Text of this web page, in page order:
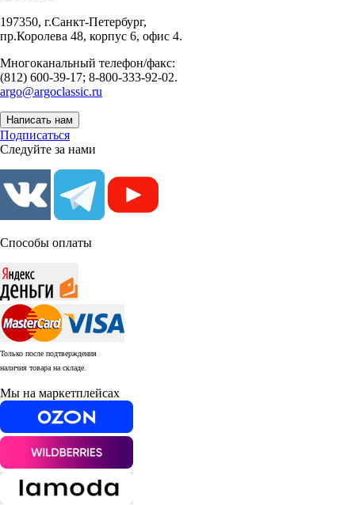
197350, г.Санкт-Петербург,
пр.Королева 48, корпус 6, офис 4.
Многоканальный телефон/факс:
(812) 600-39-17; 8-800-333-92-02.
argo@argoclassic.ru
Написать нам
Подписаться
Следуйте за нами
Способы оплаты
Только после подтверждения
наличия товара на складе.
Мы на маркетплейсах